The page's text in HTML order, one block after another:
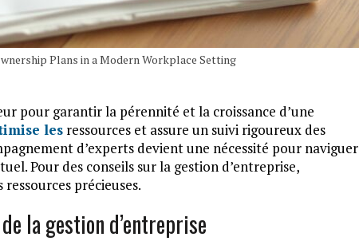
Plans in a Modern Workplace Setting
pour garantir la pérennité et la croissance d’une
les ressources et assure un suivi rigoureux des
d’experts devient une nécessité pour naviguer
Pour des conseils sur la gestion d’entreprise,
précieuses.
la gestion d’entreprise